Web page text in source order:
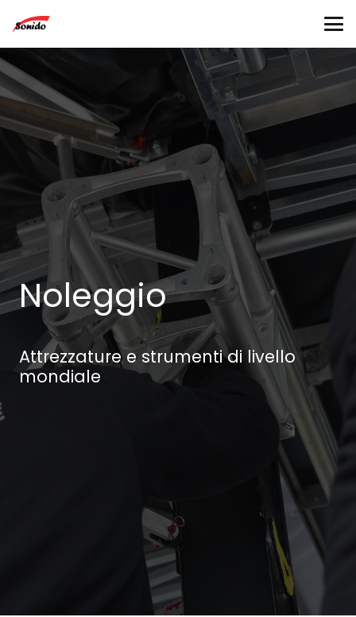
Noleggio
Attrezzature e strumenti di livello
mondiale